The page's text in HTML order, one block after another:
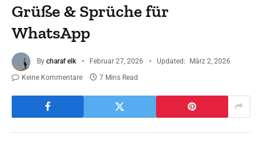
Grüße & Sprüche für
WhatsApp
By charaf elk Februar 27, 2026 Updated:
März 2, 2026
Keine Kommentare
7 Mins Read